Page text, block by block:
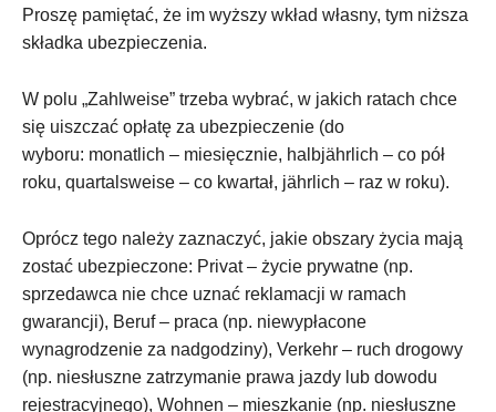
Proszę pamiętać, że im wyższy wkład własny, tym niższa
składka ubezpieczenia.
W polu „Zahlweise” trzeba wybrać, w jakich ratach chce
się uiszczać opłatę za ubezpieczenie (do
wyboru: monatlich – miesięcznie, halbjährlich – co pół
roku, quartalsweise – co kwartał, jährlich – raz w roku).
Oprócz tego należy zaznaczyć, jakie obszary życia mają
zostać ubezpieczone: Privat – życie prywatne (np.
sprzedawca nie chce uznać reklamacji w ramach
gwarancji), Beruf – praca (np. niewypłacone
wynagrodzenie za nadgodziny), Verkehr – ruch drogowy
(np. niesłuszne zatrzymanie prawa jazdy lub dowodu
rejestracyjnego), Wohnen – mieszkanie (np. niesłuszne